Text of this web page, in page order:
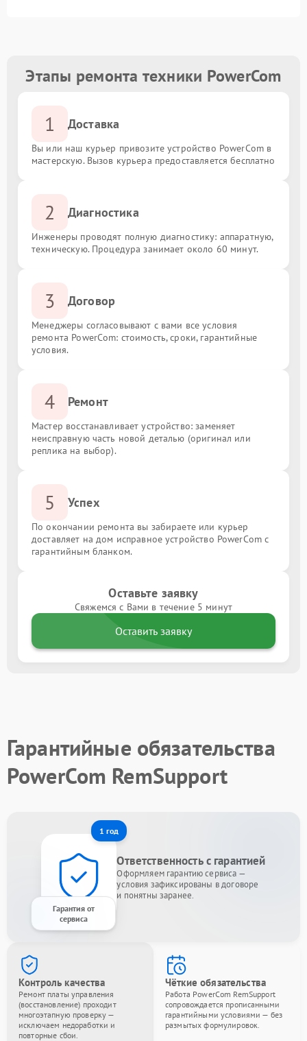
Этапы ремонта техники PowerCom
1 Доставка
Вы или наш курьер привозите устройство PowerCom в
мастерскую. Вызов курьера предоставляется бесплатно
2 Диагностика
Инженеры проводят полную диагностику: аппаратную,
техническую. Процедура занимает около 60 минут.
3 Договор
Менеджеры согласовывают с вами все условия
ремонта PowerCom: стоимость, сроки, гарантийные
условия.
4 Ремонт
Мастер восстанавливает устройство: заменяет
неисправную часть новой деталью (оригинал или
реплика на выбор).
5 Успех
По окончании ремонта вы забираете или курьер
доставляет на дом исправное устройство PowerCom с
гарантийным бланком.
Оставьте заявку
Свяжемся с Вами в течение 5 минут
Оставить заявку
Гарантийные обязательства
PowerCom RemSupport
1 год
Гарантия от
сервиса
Ответственность с гарантией
Оформляем гарантию сервиса —
условия зафиксированы в договоре
и понятны заранее.
Контроль качества
Ремонт платы управления
(восстановление) проходит
многоэтапную проверку —
исключаем недоработки и
повторные сбои.
Чёткие обязательства
Работа PowerCom RemSupport
сопровождается прописанными
гарантийными условиями — без
размытых формулировок.